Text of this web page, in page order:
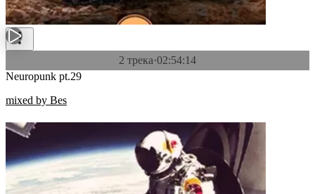
2 трека·02:54:14
Neuropunk pt.29
mixed by Bes